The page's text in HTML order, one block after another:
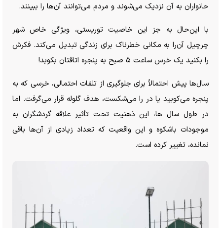
حانواران به آن نزدیک می‌شوند و مردم می‌توانند آن‌ها را ببینند.
با این‌حال به جز این خاصیت توریستی، ویژگی خاص شهر
چرچیل آن‌را به مکانی خطرناک برای زندگی تبدیل می‌کند. فکرش
را بکنید یک خرس ساعت ۵ صبح به پنجره اتاقتان بکوبد!
سال‌ها پیش احتمالاً برای جلوگیری از تلفات احتمالی، خرسی که به
پنجره می‌کوبید یا در را می‌شکست، هدف گلوله قرار می‌گرفت. اما
در طول سال ها، این ذهنیت تحت تأثیر علاقه گردشگران به
موجودات باشکوه و این واقعیت که تعداد زیادی از آن‌ها باقی
نمانده، تغییر کرده است.